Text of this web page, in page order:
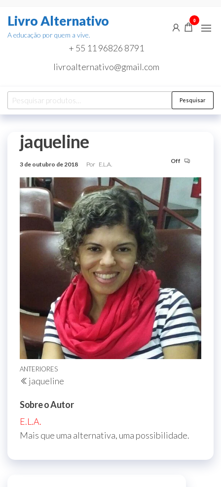
paraLivro Alternativo
A educação por quem a vive.
+ 55 11 96826 8791
livroalternativo@gmail.com
0
Pesquisar
por:
Pesquisar
jaqueline
3 de outubro de 2018 Por E.L.A. Off
Navegação
de
Post
Post
anterior
ANTERIORES
jaqueline
Sobre o Autor
E.L.A.
Mais que uma alternativa, uma possibilidade.